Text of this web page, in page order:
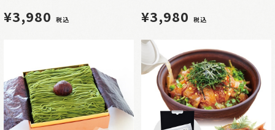
¥3,980 税込 ¥3,980 税込